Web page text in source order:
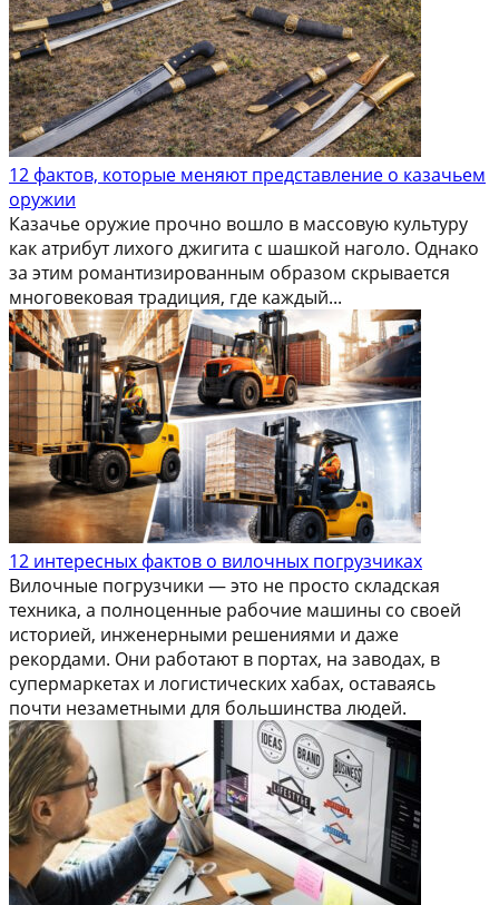
12 фактов, которые меняют представление о казачьем
оружии
Казачье оружие прочно вошло в массовую культуру
как атрибут лихого джигита с шашкой наголо. Однако
за этим романтизированным образом скрывается
многовековая традиция, где каждый...
12 интересных фактов о вилочных погрузчиках
Вилочные погрузчики — это не просто складская
техника, а полноценные рабочие машины со своей
историей, инженерными решениями и даже
рекордами. Они работают в портах, на заводах, в
супермаркетах и логистических хабах, оставаясь
почти незаметными для большинства людей.